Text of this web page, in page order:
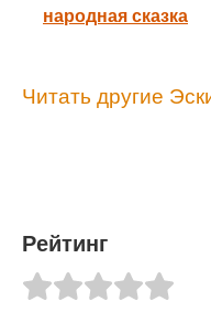
народная сказка
Читать другие
Рейтинг